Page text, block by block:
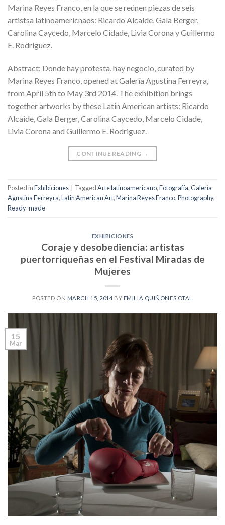
Marina Reyes Franco, en la que se reúnen piezas de seis
artistsa latinoamericnaos: Ricardo Alcaide, Gala Berger,
Carolina Caycedo, Marcelo Cidade, Livia Corona y Guillermo
E. Rodríguez.
Abstract: Donde hay protesta, hay negocio, curated by
Marina Reyes Franco, opened at Galería Agustina Ferreyra,
from April 5th to May 3rd 2014. The exhibition brings
together artworks by these Latin American artists: Ricardo
Alcaide, Gala Berger, Carolina Caycedo, Marcelo Cidade,
Livia Corona and Guillermo E. Rodriguez.
CONTINUE READING →
Posted inExhibiciones TaggedArte latinoamericano,Fotografía,Galería
Agustina Ferreyra,Latin American Art,Marina Reyes Franco,Photography,
Ready-made
EXHIBICIONES
Coraje y desobediencia: artistas
puertorriqueñas en el Festival Miradas de
Mujeres
POSTED ON MARCH 15, 2014 BY EMILIA QUIÑONES OTAL
15
Mar